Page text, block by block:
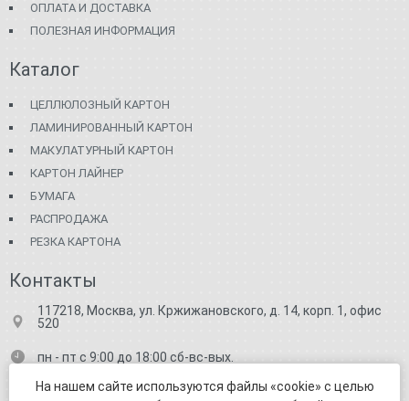
ОПЛАТА И ДОСТАВКА
ПОЛЕЗНАЯ ИНФОРМАЦИЯ
Каталог
ЦЕЛЛЮЛОЗНЫЙ КАРТОН
ЛАМИНИРОВАННЫЙ КАРТОН
МАКУЛАТУРНЫЙ КАРТОН
КАРТОН ЛАЙНЕР
БУМАГА
РАСПРОДАЖА
РЕЗКА КАРТОНА
Контакты
117218, Москва, ул. Кржижановского, д. 14, корп. 1, офис
520
пн - пт с 9:00 до 18:00 сб-вс-вых.
+7 (499) 682-71-91
На нашем сайте используются файлы «cookie» с целью